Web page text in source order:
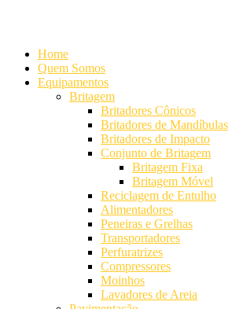
Home
Quem Somos
Equipamentos
Britagem
Britadores Cônicos
Britadores de Mandíbulas
Britadores de Impacto
Conjunto de Britagem
Britagem Fixa
Britagem Móvel
Reciclagem de Entulho
Alimentadores
Peneiras e Grelhas
Transportadores
Perfuratrizes
Compressores
Moinhos
Lavadores de Areia